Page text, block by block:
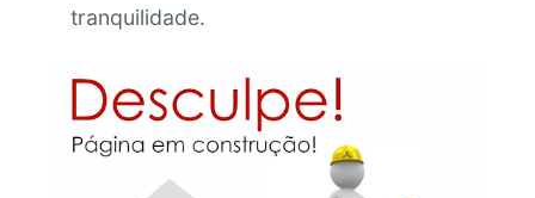
tranquilidade.